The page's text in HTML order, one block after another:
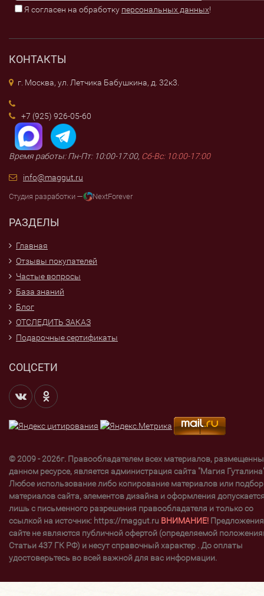
Я согласен на обработку персональных данных!
КОНТАКТЫ
г. Москва, ул. Летчика Бабушкина, д. 32к3.
+7 (925) 926-05-60
Время работы: Пн-Пт: 10:00-17:00, Сб-Вс: 10:00-17:00
info@maggut.ru
Студия разработки — NextForever
РАЗДЕЛЫ
Главная
Отзывы покупателей
Частые вопросы
База знаний
Блог
ОТСЛЕДИТЬ ЗАКАЗ
Подарочные сертификаты
СОЦСЕТИ
© 2009 - 2026г. Правообладателем всех материалов,
данном ресурсе, является администрация сайта "Магия
Любое использование либо копирование материалов или
материалов сайта, элементов дизайна и оформления
лишь с письменного разрешения правообладателя и только со
ссылкой на источник: https://maggut.ru ВНИМАНИЕ!
сайте не являются публичной офертой (определяемой
Статьи 437 ГК РФ) и несут справочный характер . До оплаты
удостоверьтесь во всей важной для вас информации.